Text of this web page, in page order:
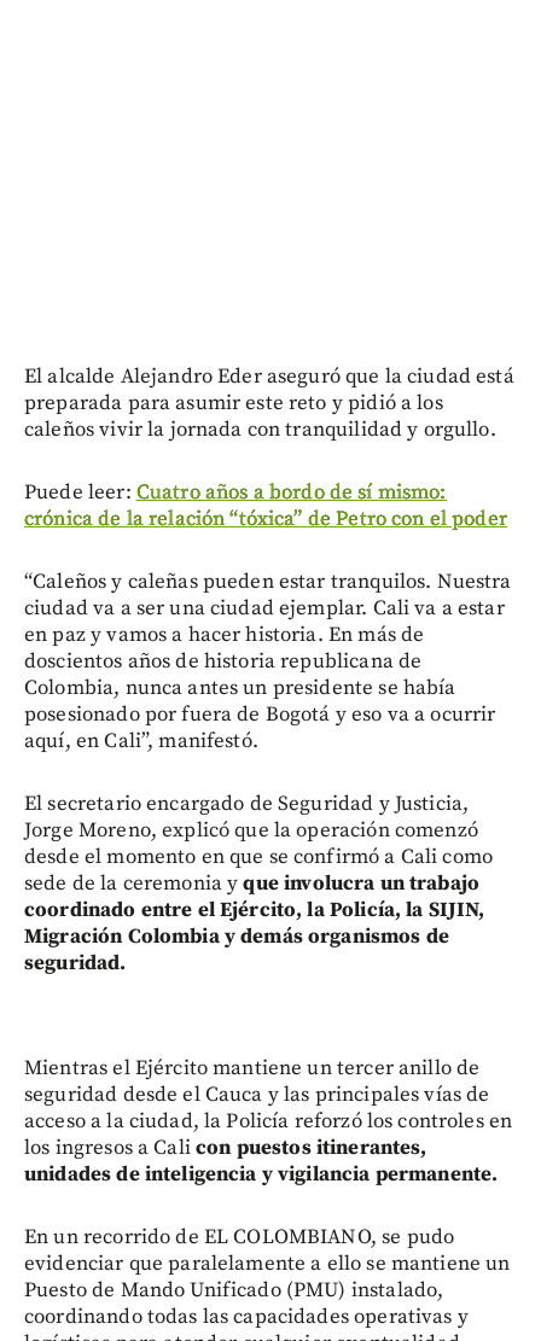
El alcalde Alejandro Eder aseguró que la ciudad está
preparada para asumir este reto y pidió a los
caleños vivir la jornada con tranquilidad y orgullo.
Puede leer: Cuatro años a bordo de sí mismo:
crónica de la relación “tóxica” de Petro con el poder
“Caleños y caleñas pueden estar tranquilos. Nuestra
ciudad va a ser una ciudad ejemplar. Cali va a estar
en paz y vamos a hacer historia. En más de
doscientos años de historia republicana de
Colombia, nunca antes un presidente se había
posesionado por fuera de Bogotá y eso va a ocurrir
aquí, en Cali”, manifestó.
El secretario encargado de Seguridad y Justicia,
Jorge Moreno, explicó que la operación comenzó
desde el momento en que se confirmó a Cali como
sede de la ceremonia yque involucra un trabajo
coordinado entre el Ejército, la Policía, la SIJIN,
Migración Colombia y demás organismos de
seguridad.
Mientras el Ejército mantiene un tercer anillo de
seguridad desde el Cauca y las principales vías de
acceso a la ciudad, la Policía reforzó los controles en
los ingresos a Calicon puestos itinerantes,
unidades de inteligencia y vigilancia permanente.
En un recorrido de EL COLOMBIANO, se pudo
evidenciar que paralelamente a ello se mantiene un
Puesto de Mando Unificado (PMU) instalado,
coordinando todas las capacidades operativas y